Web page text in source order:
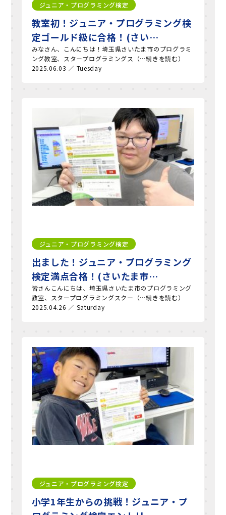
ジュニア・プログラミング検定
教室初！ジュニア・プログラミング検
定ゴールド級に合格！(さい…
みなさん、こんにちは！埼玉県さいたま市のプログラミ
ング教室、スタープログラミングス（…続きを読む）
2025.06.03 ／ Tuesday
ジュニア・プログラミング検定
出ました！ジュニア・プログラミング
検定満点合格！(さいたま市…
皆さんこんにちは、埼玉県さいたま市のプログラミング
教室、スタープログラミングスクー（…続きを読む）
2025.04.26 ／ Saturday
ジュニア・プログラミング検定
小学1年生からの挑戦！ジュニア・プ